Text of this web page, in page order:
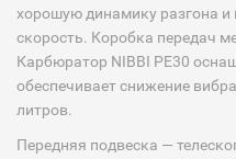
хорошую динамику разгона
скорость. Коробка передач
Карбюратор NIBBI PE30
обеспечивает снижение
литров.
Передняя подвеска —